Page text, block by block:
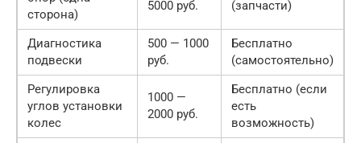
сторона)
5000 руб.
(запчасти)
Диагностика
подвески
500 — 1000
руб.
Бесплатно
(самостоятельно)
Регулировка
углов установки
колес
1000 —
2000 руб.
Бесплатно (если
есть
возможность)